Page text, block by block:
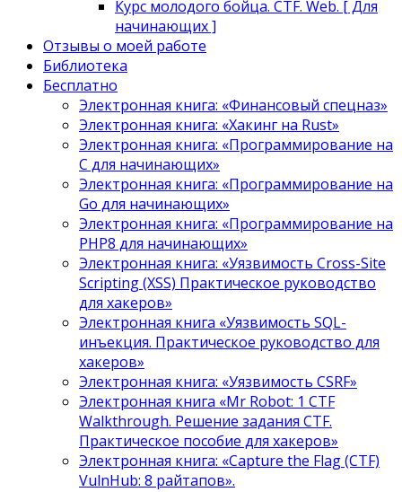
Курс молодого бойца. CTF. Web. [ Для
начинающих ]
Отзывы о моей работе
Библиотека
Бесплатно
Электронная книга: «Финансовый спецназ»
Электронная книга: «Хакинг на Rust»
Электронная книга: «Программирование на
C для начинающих»
Электронная книга: «Программирование на
Go для начинающих»
Электронная книга: «Программирование на
PHP8 для начинающих»
Электронная книга: «Уязвимость Cross-Site
Scripting (XSS) Практическое руководство
для хакеров»
Электронная книга «Уязвимость SQL-
инъекция. Практическое руководство для
хакеров»
Электронная книга: «Уязвимость CSRF»
Электронная книга «Mr Robot: 1 CTF
Walkthrough. Решение задания CTF.
Практическое пособие для хакеров»
Электронная книга: «Capture the Flag (CTF)
VulnHub: 8 райтапов».